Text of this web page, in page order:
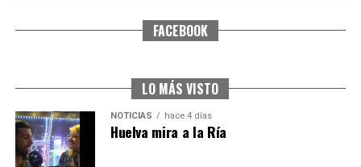
CUARTA CORRIDA DE LAS FIESTAS COLOMBINAS
FACEBOOK
LO MÁS VISTO
NOTICIAS hace 4 días
Huelva mira a la Ría